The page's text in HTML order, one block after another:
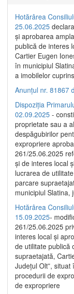
Hotărârea
25.06.2025
și aprobarea
publică de interes
Cartier Eugen
în municipiul
a imobilelor
Anunțul nr. 81867
Dispoziția
02.09.2025 -
proprietate sau a
despăgubirilor
expropriere
261/25.06.2025
și de interes local
lucrarea de
parcare
municipiul Slatina,
Hotărârea
15.09.2025-
261/25.06.2025
interes local și
de utilitate publică
supraetajată,
Județul Olt”,
procedurii de
de expropriere